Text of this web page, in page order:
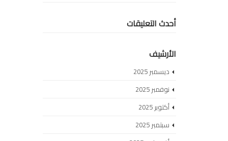
أحدث التعليقات
الأرشيف
ديسمبر 2025
نوفمبر 2025
أكتوبر 2025
سبتمبر 2025